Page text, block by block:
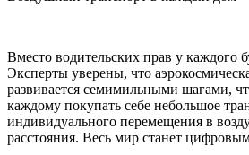
Вместо водительских прав у каждого
Эксперты уверены, что
развивается семимильными шагами,
каждому покупать себе небольшое
индивидуального перемещения в
расстояния. Весь мир станет